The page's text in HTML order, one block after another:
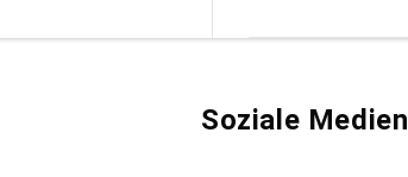
Soziale Medien